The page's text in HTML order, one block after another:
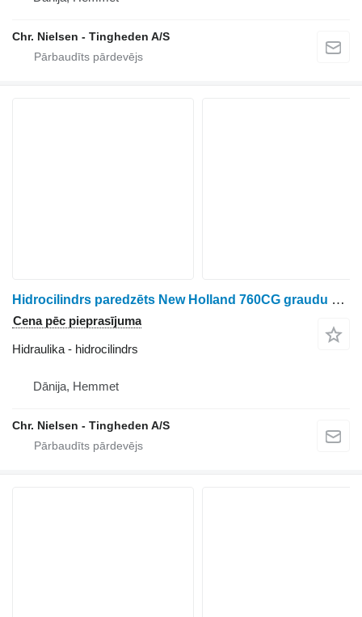
Chr. Nielsen - Tingheden A/S
Hidrocilindrs paredzēts New Holland 760CG graudu hedera
Cena pēc pieprasījuma
Hidraulika - hidrocilindrs
Dānija, Hemmet
Chr. Nielsen - Tingheden A/S